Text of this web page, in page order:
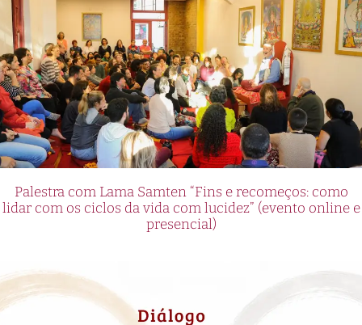
Palestra com Lama Samten “Fins e recomeços: como
lidar com os ciclos da vida com lucidez” (evento online e
presencial)